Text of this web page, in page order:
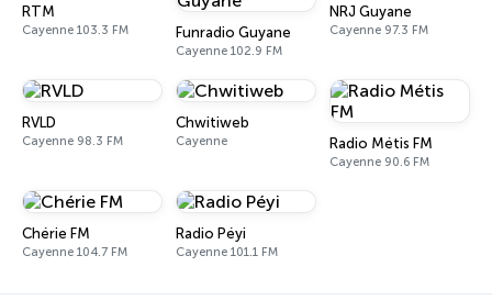
RTM
Cayenne 103.3 FM Funradio Guyane
Cayenne 102.9 FM
NRJ Guyane
Cayenne 97.3 FM
RVLD
Cayenne 98.3 FM
Chwitiweb
Cayenne Radio Métis FM
Cayenne 90.6 FM
Chérie FM
Cayenne 104.7 FM
Radio Péyi
Cayenne 101.1 FM